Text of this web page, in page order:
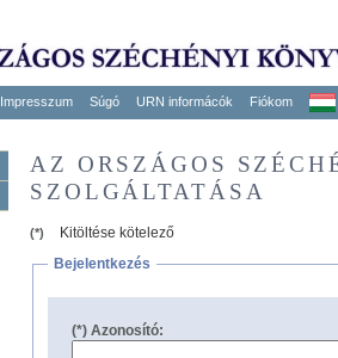
Impresszum Súgó URN informácók Fiókom
AZ ORSZÁGOS
SZOLGÁLTATÁSA
(*)
Kitöltése kötelező
Bejelentkezés
(*) Azonosító: